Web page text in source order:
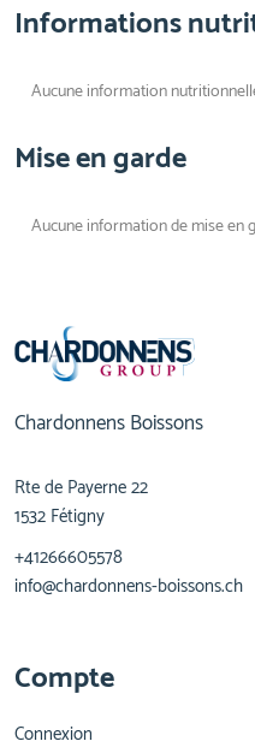
Informations
Aucune information
Mise en garde
Aucune information de mise en
Chardonnens Boissons
Rte de Payerne 22
1532 Fétigny
+41266605578
info@chardonnens-boissons.ch
Compte
Connexion